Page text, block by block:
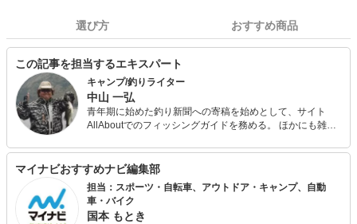
選び方 おすすめ商品
この記事を担当するエキスパート
キャンプ/釣りライター
中山 一弘
青年期に始めた釣り新聞への寄稿を始めとして、サイト
AllAboutでのフィッシングガイドを務める。 ほかにも雑誌
どでの執筆多数。 今も休日には必ず海山湖を駆けまわって
いる自然派で、あらゆるジャンルの釣りを体験し、季節に
合わせて日本中の旬な魚を追っている。 キャンプ用品は、
あえて払い下げのミリタリー系ギアで揃えるマニアな一面
も。
マイナビおすすめナビ編集部
担当：スポーツ・自転車、アウトドア・キャンプ、自動
車・バイク
国本 もとき